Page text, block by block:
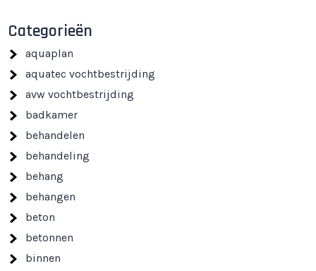
Categorieën
aquaplan
aquatec vochtbestrijding
avw vochtbestrijding
badkamer
behandelen
behandeling
behang
behangen
beton
betonnen
binnen